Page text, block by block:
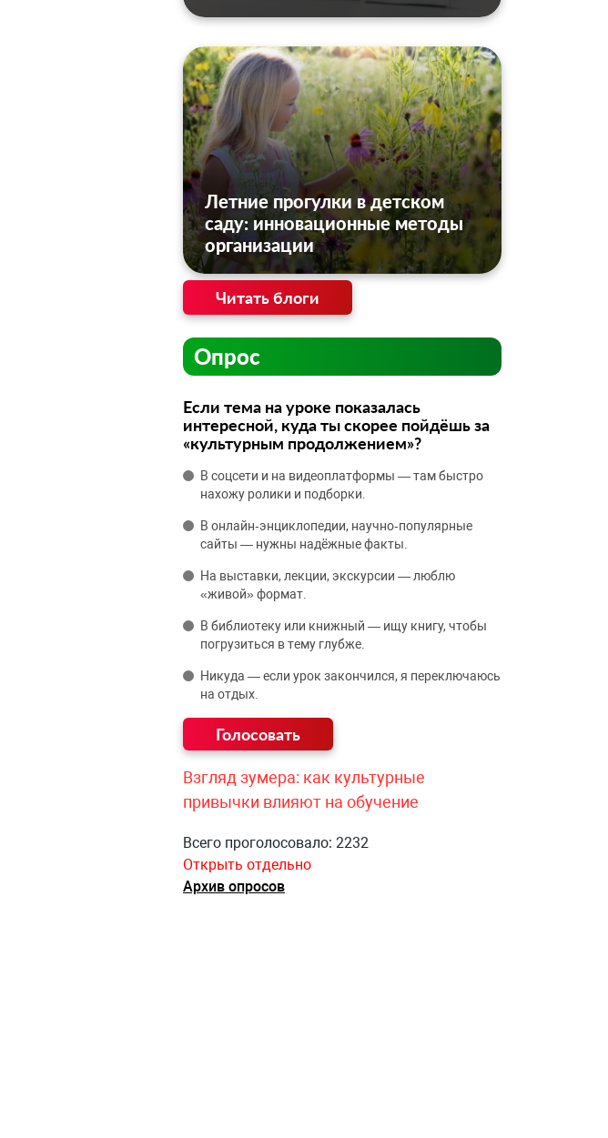
Летние прогулки в детском
саду: инновационные методы
организации
Читать блоги
Опрос
Если тема на уроке показалась
интересной, куда ты скорее пойдёшь за
«культурным продолжением»?
В соцсети и на видеоплатформы — там быстро
нахожу ролики и подборки.
В онлайн‑энциклопедии, научно‑популярные
сайты — нужны надёжные факты.
На выставки, лекции, экскурсии — люблю
«живой» формат.
В библиотеку или книжный — ищу книгу, чтобы
погрузиться в тему глубже.
Никуда — если урок закончился, я переключаюсь
на отдых.
Взгляд зумера: как культурные
привычки влияют на обучение
Всего проголосовало: 2232
Открыть отдельно
Архив опросов